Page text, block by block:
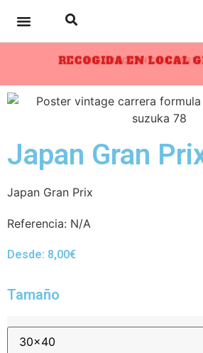
10% DESCUENTO A
RECOGIDA EN LOCAL
Japan Gran
Japan Gran Prix
Referencia: N/A
Desde: 8,00€
Tamaño